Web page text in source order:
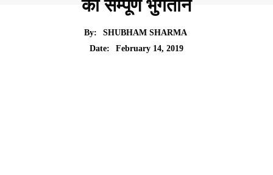
का सम्पूर्ण भुगतान
By:
SHUBHAM SHARMA
Date:
February 14, 2019